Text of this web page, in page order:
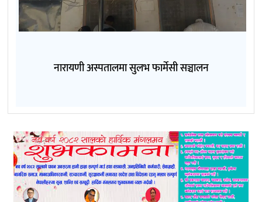
नारायणी अस्पतालमा सुलभ फार्मेसी सञ्चालन